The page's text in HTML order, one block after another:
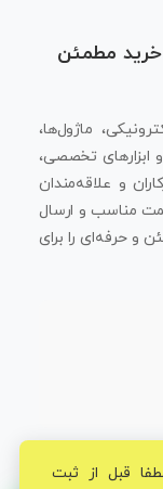
خرید مطمئن
ماژول‌ها،
ابزارهای تخصصی،
و علاقه‌مندان
مناسب و ارسال
و حرفه‌ای را برای
قبل از ثبت